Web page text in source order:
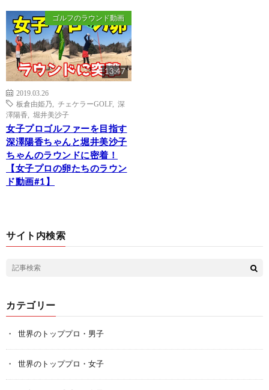
ゴルフのラウンド動画
13:47
2019.03.26
板倉由姫乃
チェケラーGOLF, 深
澤陽香
堀井美沙子
女子プロゴルファーを目指す
深澤陽香ちゃんと堀井美沙子
ちゃんのラウンドに密着！
【女子プロの卵たちのラウン
ド動画#1】
サイト内検索
カテゴリー
世界のトッププロ・男子
世界のトッププロ・女子